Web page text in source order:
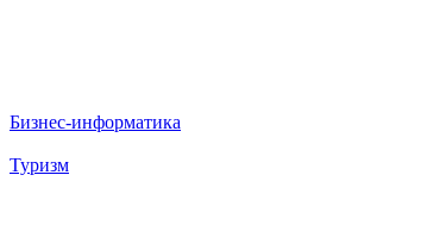
Бизнес-информатика
Туризм